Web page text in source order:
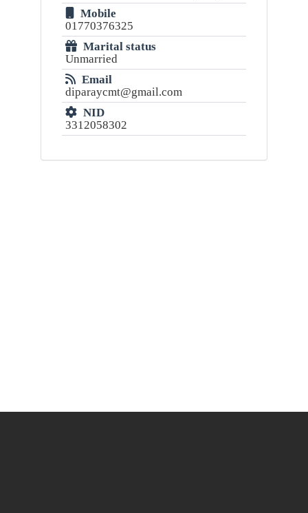
Mobile
01770376325
Marital status
Unmarried
Email
diparaycmt@gmail.com
NID
3312058302